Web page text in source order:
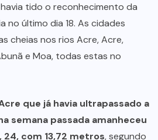
tido o reconhecimento da
no último dia 18. As cidades
cheias nos rios Acre, Acre,
e Moa, todas estas no
que já havia ultrapassado a
semana passada amanheceu
com 13,72 metros, segundo